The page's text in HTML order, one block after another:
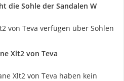
die Sohle der Sandalen W
von Teva verfügen über Sohlen
Xlt2 von Teva
Xlt2 von Teva haben kein